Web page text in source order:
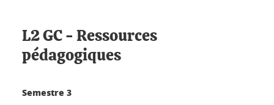
L2 GC - Ressources
pédagogiques
Semestre 3